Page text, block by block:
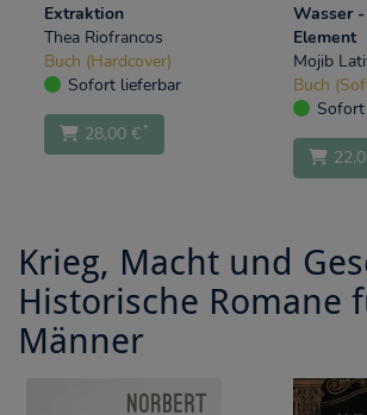
Extraktion
Thea Riofrancos
Buch (Hardcover)
Sofort lieferbar
28,00 €*
Wasser
Element
Mojib
Buch
Krieg, Macht und
Historische Romane
Männer